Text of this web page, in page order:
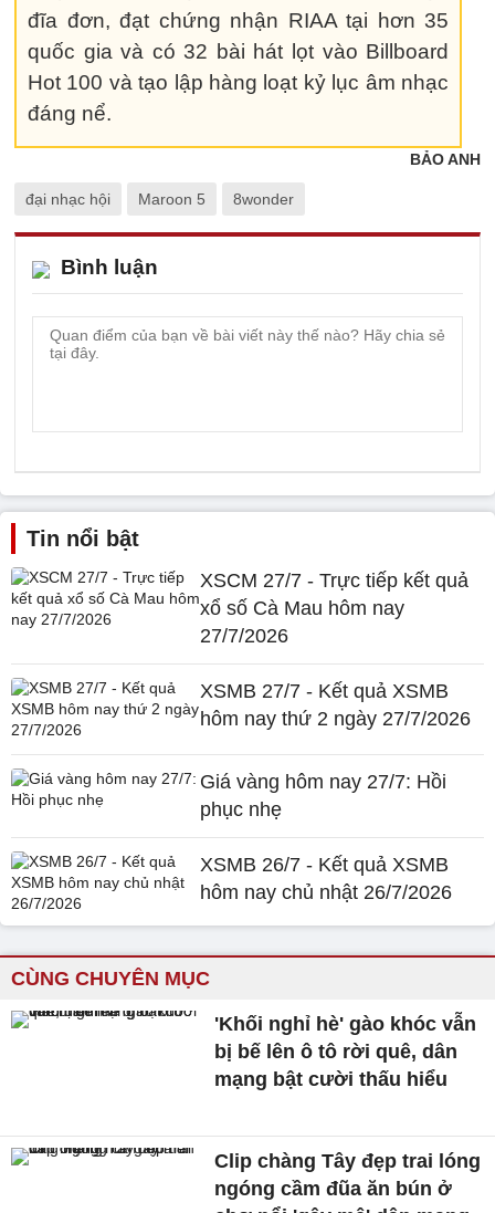
đĩa đơn, đạt chứng nhận RIAA tại hơn 35
quốc gia và có 32 bài hát lọt vào Billboard
Hot 100 và tạo lập hàng loạt kỷ lục âm nhạc
đáng nể.
BẢO ANH
đại nhạc hội Maroon 5 8wonder
Bình luận
Tin nổi bật
XSCM 27/7 - Trực tiếp kết quả
xổ số Cà Mau hôm nay
27/7/2026
XSMB 27/7 - Kết quả XSMB
hôm nay thứ 2 ngày 27/7/2026
Giá vàng hôm nay 27/7: Hồi
phục nhẹ
XSMB 26/7 - Kết quả XSMB
hôm nay chủ nhật 26/7/2026
CÙNG CHUYÊN MỤC
'Khối nghỉ hè' gào khóc vẫn
bị bế lên ô tô rời quê, dân
mạng bật cười thấu hiểu
Clip chàng Tây đẹp trai lóng
ngóng cầm đũa ăn bún ở